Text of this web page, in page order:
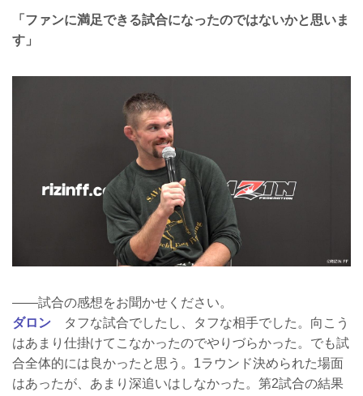
「ファンに満足できる試合になったのではないかと思いま
す」
――試合の感想をお聞かせください。
ダロン タフな試合でしたし、タフな相手でした。向こう
はあまり仕掛けてこなかったのでやりづらかった。でも試
合全体的には良かったと思う。1ラウンド決められた場面
はあったが、あまり深追いはしなかった。第2試合の結果